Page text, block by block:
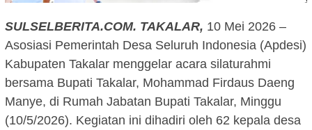
SULSELBERITA.COM. TAKALAR, 10 Mei 2026 –
Asosiasi Pemerintah Desa Seluruh Indonesia (Apdesi)
Kabupaten Takalar menggelar acara silaturahmi
bersama Bupati Takalar, Mohammad Firdaus Daeng
Manye, di Rumah Jabatan Bupati Takalar, Minggu
(10/5/2026). Kegiatan ini dihadiri oleh 62 kepala desa